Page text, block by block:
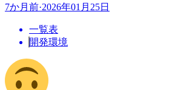
7か月前·2026年01月25日
一覧表
開発環境